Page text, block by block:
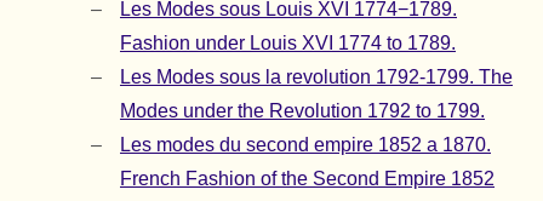
Les Modes sous Louis XVI 1774−1789.
Fashion under Louis XVI 1774 to 1789.
Les Modes sous la revolution 1792-1799. The
Modes under the Revolution 1792 to 1799.
Les modes du second empire 1852 a 1870.
French Fashion of the Second Empire 1852